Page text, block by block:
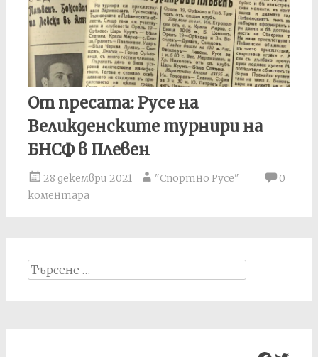
От пресата: Русе на
Великденските турнири на
БНСФ в Плевен
28 декември 2021 "Спортно Русе"
0
коментара
Search